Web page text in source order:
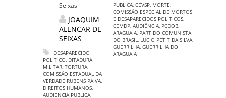
Seixas
JOAQUIM
ALENCAR DE
SEIXAS
DESAPARECIDO
POLÍTICO, DITADURA
MILITAR, TORTURA,
COMISSÃO ESTADUAL DA
VERDADE RUBENS PAIVA,
DIREITOS HUMANOS,
AUDIENCIA PUBLICA,
PUBLICA, CEVSP, MORTE,
COMISSÃO ESPECIAL DE MORTOS
E DESAPARECIDOS POLÍTICOS,
CEMDP, AUDIÊNCIA, PCDOB,
ARAGUAIA, PARTIDO COMUNISTA
DO BRASIL, LUCIO PETIT DA SILVA,
GUERRILHA, GUERRILHA DO
ARAGUAIA